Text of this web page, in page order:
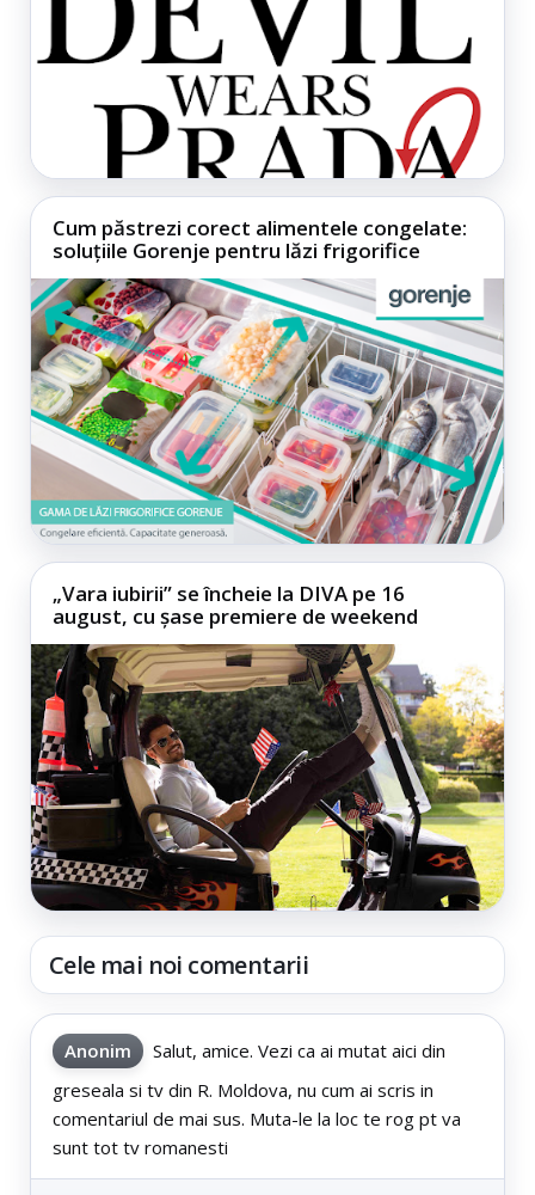
Cum păstrezi corect alimentele congelate:
soluțiile Gorenje pentru lăzi frigorifice
„Vara iubirii” se încheie la DIVA pe 16
august, cu șase premiere de weekend
Cele mai noi comentarii
Anonim
Salut, amice. Vezi ca ai mutat aici din
greseala si tv din R. Moldova, nu cum ai scris in
comentariul de mai sus. Muta-le la loc te rog pt va
sunt tot tv romanesti